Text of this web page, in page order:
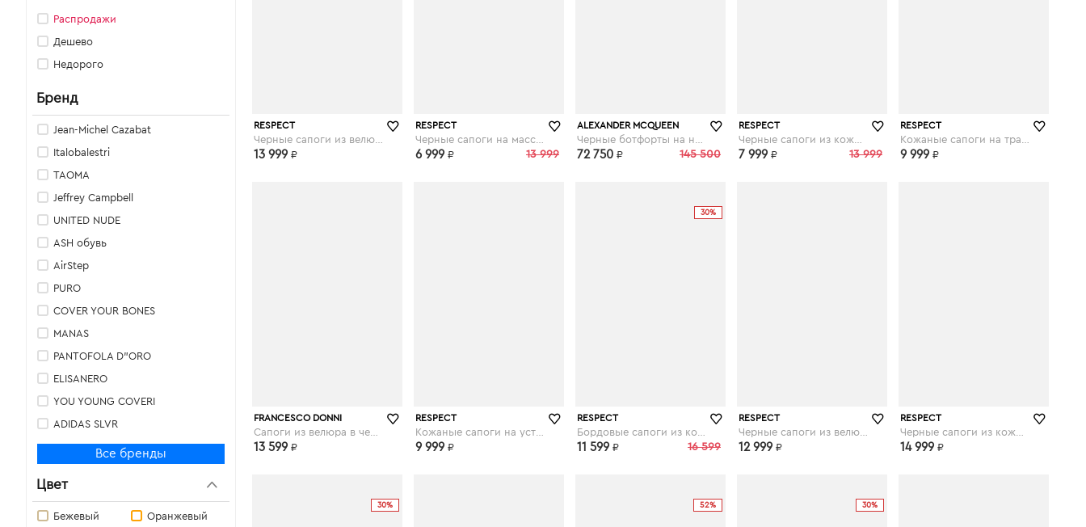
Распродажи
Дешево
Недорого
Бренд
Jean-Michel Cazabat
Italobalestri
TAOMA
Jeffrey Campbell
UNITED NUDE
ASH обувь
AirStep
PURO
COVER YOUR BONES
MANAS
PANTOFOLA D"ORO
ELISANERO
YOU YOUNG COVERI
ADIDAS SLVR
MATERIA PRIMA BY GOFFREDO FANTINI
SHOE BIJOU
GIOVY
Все бренды
Цвет
Бежевый Оранжевый
respect-shoes.ru
RESPECT
13 999 ₽
respect-shoes.ru
RESPECT
13 999
6 999 ₽
theoutlet.ru
ALEXANDER MCQUEEN
145 500
72 750 ₽
respect-shoes.ru
RESPECT
13 999
7 999 ₽
respect-shoes.ru
RESPECT
9 999 ₽
respect-shoes.ru
FRANCESCO DONNI
13 599 ₽
respect-shoes.ru
RESPECT
9 999 ₽
30%
respect-shoes.ru
RESPECT
16 599
11 599 ₽
respect-shoes.ru
RESPECT
12 999 ₽
respect-shoes.ru
RESPECT
14 999 ₽
30% 52% 30%